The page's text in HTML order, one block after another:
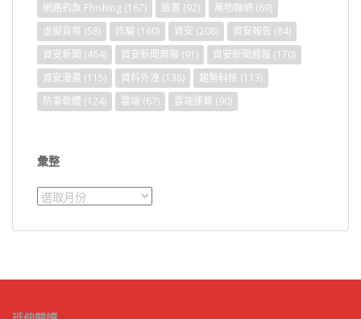
網路釣魚 Phishing (167) 臉書 (92) 萬物聯網 (69)
虛擬貨幣 (58) 詐騙 (160) 資安 (208) 資安報告 (84)
資安新聞 (464) 資安新聞周報 (91) 資安新聞週報 (170)
資安漫畫 (115) 資料外洩 (138) 趨勢科技 (113)
防毒軟體 (124) 雲端 (67) 雲端運算 (90)
彙整
彙